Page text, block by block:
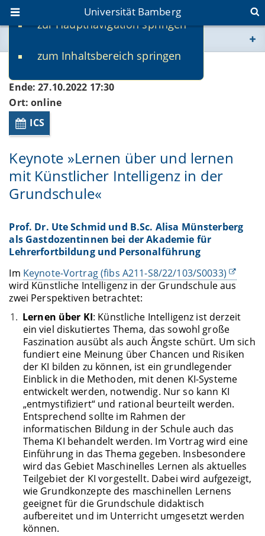
zur Hauptnavigation springen
zum Inhaltsbereich springen
Universität Bamberg
www.uni-bamberg.de
univis.uni-bamberg.de
Ende: 27.10.2022 17:30
Ort: online
ICS
Keynote »Lernen über und lernen
mit Künstlicher Intelligenz in der
Grundschule«
Prof. Dr. Ute Schmid und B.Sc. Alisa Münsterberg
als Gastdozentinnen bei der Akademie für
Lehrerfortbildung und Personalführung
Im Keynote-Vortrag (fibs A211-S8/22/103/S0033)
wird Künstliche Intelligenz in der Grundschule aus
zwei Perspektiven betrachtet:
Lernen über KI: Künstliche Intelligenz ist derzeit
ein viel diskutiertes Thema, das sowohl große
Faszination ausübt als auch Ängste schürt. Um sich
fundiert eine Meinung über Chancen und Risiken
der KI bilden zu können, ist ein grundlegender
Einblick in die Methoden, mit denen KI-Systeme
entwickelt werden, notwendig. Nur so kann KI
„entmystifiziert“ und rational beurteilt werden.
Entsprechend sollte im Rahmen der
informatischen Bildung in der Schule auch das
Thema KI behandelt werden. Im Vortrag wird eine
Einführung in das Thema gegeben. Insbesondere
wird das Gebiet Maschinelles Lernen als aktuelles
Teilgebiet der KI vorgestellt. Dabei wird aufgezeigt,
wie Grundkonzepte des maschinellen Lernens
geeignet für die Grundschule didaktisch
aufbereitet und im Unterricht umgesetzt werden
können.